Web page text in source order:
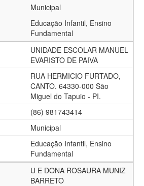
Municipal
Educação Infantil, Ensino
Fundamental
UNIDADE ESCOLAR MANUEL
EVARISTO DE PAIVA
RUA HERMICIO FURTADO,
CANTO. 64330-000 São
Miguel do Tapuio - PI.
(86) 981743414
Municipal
Educação Infantil, Ensino
Fundamental
U E DONA ROSAURA MUNIZ
BARRETO